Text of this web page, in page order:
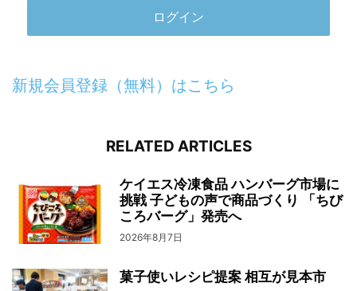
新規会員登録（無料）はこちら
RELATED ARTICLES
ケイエス冷凍食品 ハンバーグ市場に
挑戦 子どもの声で商品づくり 「ちび
ころバーグ」発売へ
2026年8月7日
菓子使いレシピ提案 相互が見本市